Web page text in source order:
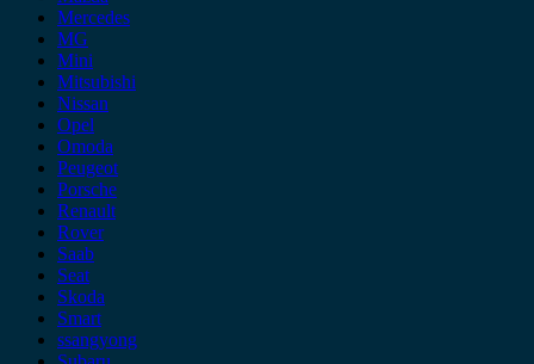
Mercedes
MG
Mini
Mitsubishi
Nissan
Opel
Omoda
Peugeot
Porsche
Renault
Rover
Saab
Seat
Skoda
Smart
ssangyong